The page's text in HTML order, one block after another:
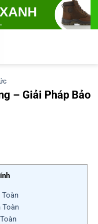
– Giải Pháp Bảo
Toàn
Toàn